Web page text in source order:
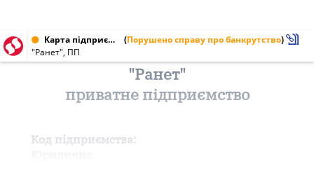
Карта підприємства від 19.06.1999 (Порушено справу про банкрутство)
"Ранет", ПП
"Ранет"
приватне підприємство
Код підприємства: